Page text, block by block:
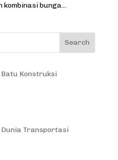
bunga...
Batu Konstruksi
Dunia Transportasi